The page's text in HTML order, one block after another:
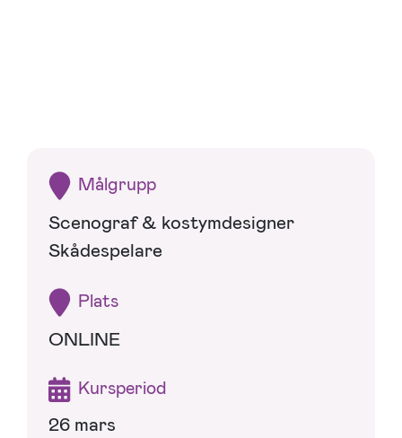
Målgrupp
Scenograf & kostymdesigner
Skådespelare
Plats
ONLINE
Kursperiod
26 mars